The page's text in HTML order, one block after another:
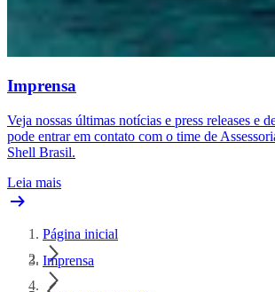
Imprensa
Veja nossas últimas notícias e press releases e
pode entrar em contato com o time de
Shell Brasil.
Leia mais
Página inicial
Imprensa